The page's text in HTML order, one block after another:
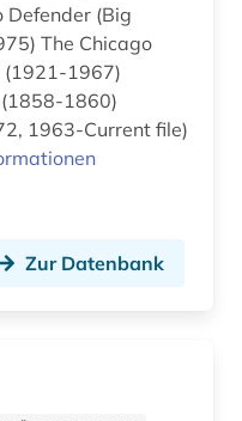
informationswissenschaft (1)
(1921-1967)
(1858-1860)
1963-Current file)
Zur Datenbank